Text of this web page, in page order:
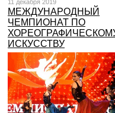
11 декабря 2019
МЕЖДУНАРОДНЫЙ
ЧЕМПИОНАТ ПО
ИСКУССТВУ